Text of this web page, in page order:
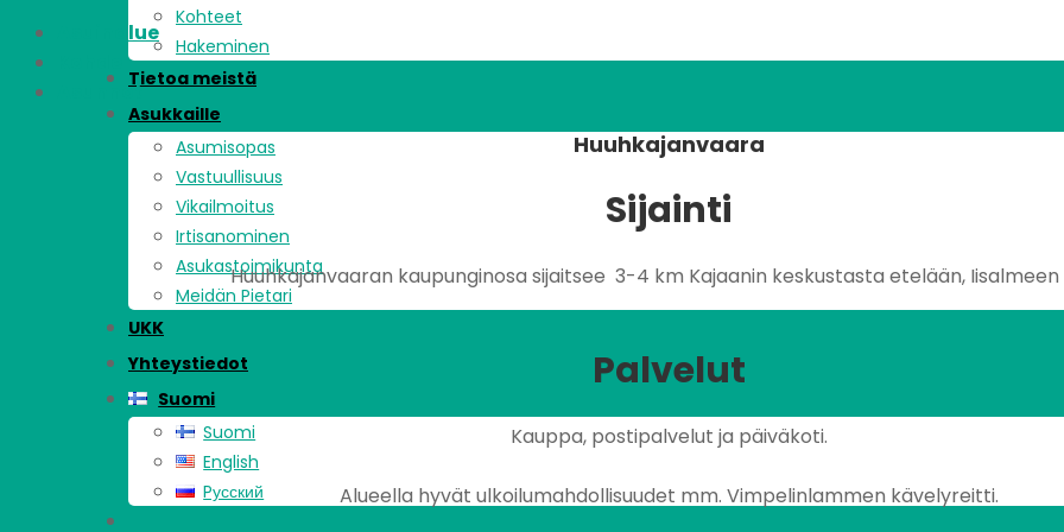
Kohteet
Hakeminen
Tietoa meistä
Asukkaille
Asumisopas
Vastuullisuus
Vikailmoitus
Irtisanominen
Asukastoimikunta
Meidän Pietari
UKK
Yhteystiedot
Suomi
Suomi
English
Pусский
Asuinalue
Asunnot
Huuhkajanvaara
Sijainti
Huuhkajanvaaran kaupunginosa sijaitsee 3-4 km Kajaanin keskustasta etelään, Iisalmeen
Palvelut
Kauppa, postipalvelut ja päiväkoti.
Alueella hyvät ulkoilumahdollisuudet mm. Vimpelinlammen kävelyreitti.